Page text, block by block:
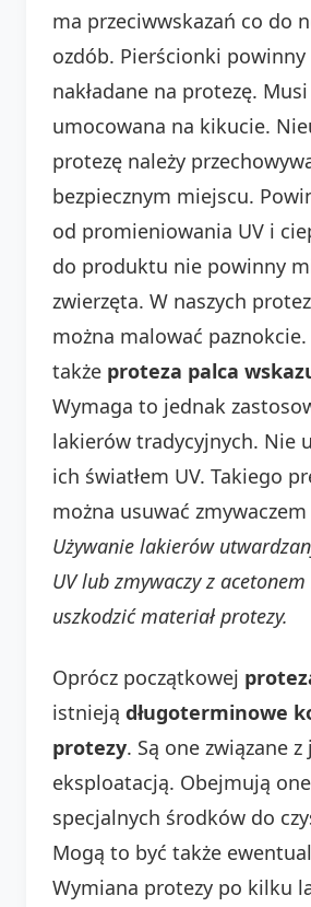
ma przeciwwskazań co do
ozdób. Pierścionki powinny
nakładane na protezę.
umocowana na kikucie.
protezę należy
bezpiecznym miejscu.
od promieniowania UV i
do produktu nie powinny
zwierzęta. W naszych
można malować
także proteza palca
Wymaga to jednak
lakierów tradycyjnych. Nie
ich światłem UV. Takiego
można usuwać
Używanie lakierów
UV lub zmywaczy z
uszkodzić materiał protezy.
Oprócz początkowej
istnieją długoterminowe
protezy. Są one związane z
eksploatacją. Obejmują
specjalnych środków do
Mogą to być także
Wymiana protezy po kilku